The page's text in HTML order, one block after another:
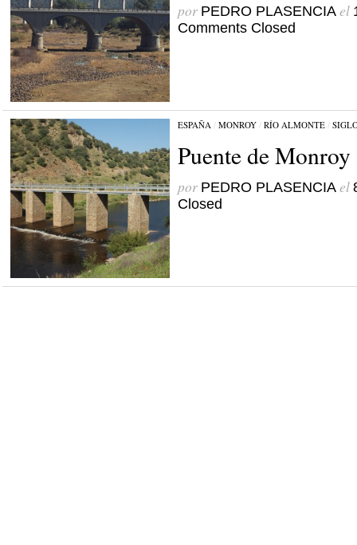
por PEDRO PLASENCIAel
Comments Closed
ESPAÑA/ MONROY/ RÍO ALMONTE/
Puente de Monroy
por PEDRO PLASENCIAel
Closed